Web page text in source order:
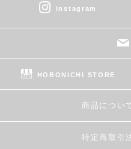
instagram
HOBONICHI STORE
商品につい
特定商取引